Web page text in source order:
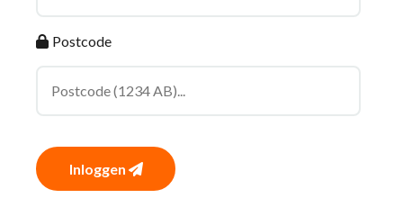
Postcode
Inloggen